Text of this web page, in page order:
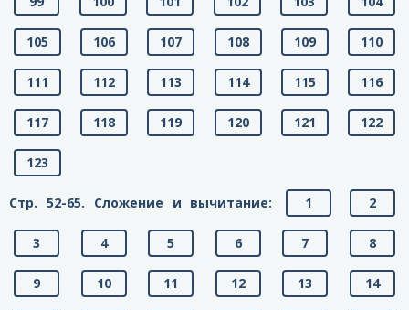
105 106 107 108 109 110
111 112 113 114 115 116
117 118 119 120 121 122
123
Стр. 52-65. Сложение и вычитание: 1 2
3 4 5 6 7 8
9 10 11 12 13 14